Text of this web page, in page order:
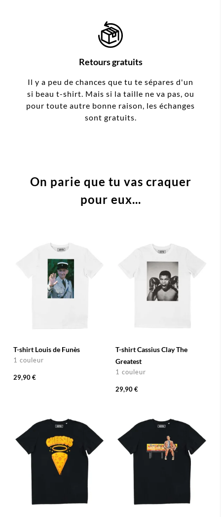
Retours gratuits
Il y a peu de chances que tu te sépares d'un
si beau t-shirt. Mais si la taille ne va pas, ou
pour toute autre bonne raison, les échanges
sont gratuits.
On parie que tu vas craquer
pour eux...
T-shirt Louis de Funès
1 couleur
29,90 €
T-shirt Cassius Clay The
Greatest
1 couleur
29,90 €